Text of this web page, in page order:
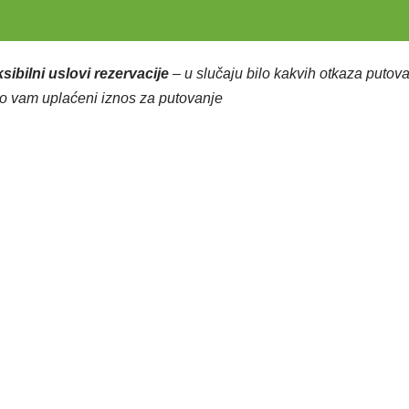
uslovi rezervacije – u slučaju bilo kakvih otkaza
vam uplaćeni iznos za putovanje